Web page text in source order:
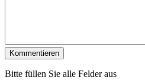
Bitte füllen Sie alle Felder aus